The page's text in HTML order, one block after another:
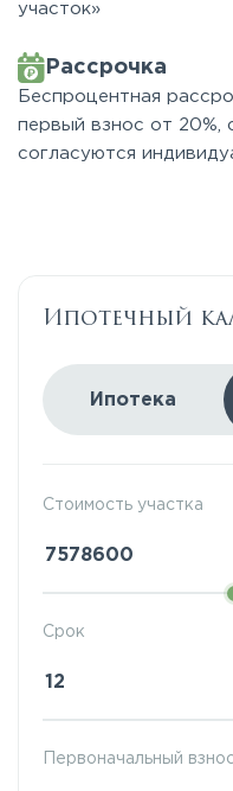
участок»
Рассрочка
Беспроцентная
первый взнос от 20%,
согласуются
Ипотечный
Ипотека
Стоимость участка
Первоначальный
Срок